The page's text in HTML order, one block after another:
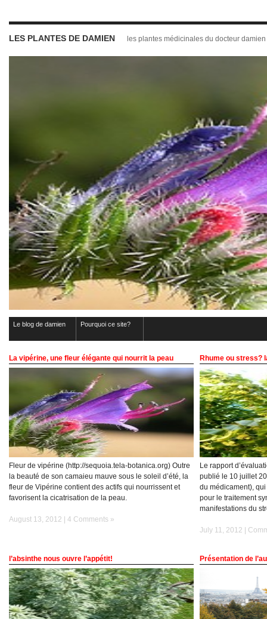
LES PLANTES DE DAMIEN les plantes médicinales du docteur damien
Le blog de damien Pourquoi ce site?
La vipérine, une fleur élégante qui nourrit la peau
Fleur de vipérine (http://sequoia.tela-botanica.org) Outre
la beauté de son camaieu mauve sous le soleil d’été, la
fleur de Vipérine contient des actifs qui nourrissent et
favorisent la cicatrisation de la peau.
August 13, 2012 | 4 Comments »
Rhume ou stress?
Le rapport
publié le 10 juillet
du médicament),
pour le traitement
manifestations du
July 11, 2012 |
l’absinthe nous ouvre l’appétit! Présentation de